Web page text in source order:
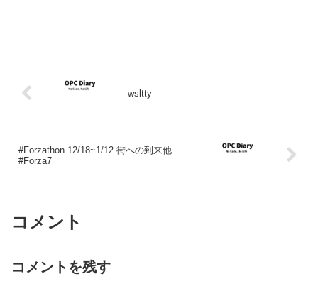
wsltty
#Forzathon 12/18~1/12 街への到来他
#Forza7
コメント
コメントを残す